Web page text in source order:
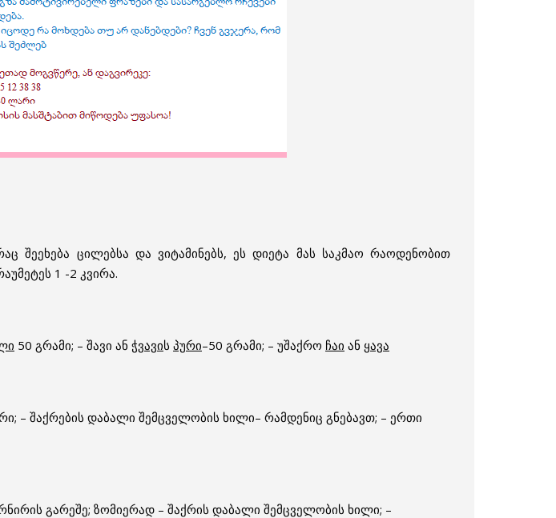
შეეხება ცილებსა და ვიტამინებს, ეს დიეტა მას საკმაო რაოდენობით
1 -2 კვირა.
50 გრამი; – შავი ან ჭვავის პური–50 გრამი; – უშაქრო ჩაი ან ყავა
– შაქრების დაბალი შემცველობის ხილი– რამდენიც გნებავთ; – ერთი
გარეშე; ზომიერად – შაქრის დაბალი შემცველობის ხილი; –